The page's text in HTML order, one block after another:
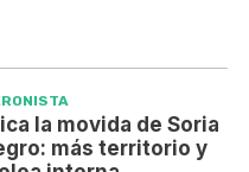
la movida de Soria
más territorio y